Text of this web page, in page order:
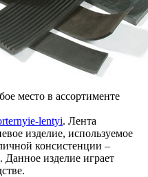
место в ассортименте
lentyi. Лента
изделие, используемое
консистенции –
изделие играет